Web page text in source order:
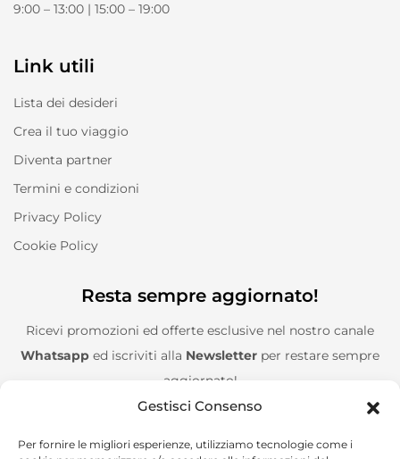
Gestisci Consenso
Per fornire le migliori esperienze, utilizziamo tecnologie come i
9:00 – 13:00 | 15:00 – 19:00
Link utili
Lista dei desideri
Crea il tuo viaggio
Diventa partner
Termini e condizioni
Privacy Policy
Cookie Policy
Resta sempre aggiornato!
Ricevi promozioni ed offerte esclusive nel nostro canale
Whatsapp ed iscriviti alla Newsletter per restare sempre
aggiornato!